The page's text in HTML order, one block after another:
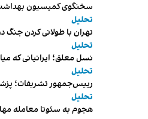
سخنگوی کمیسیون بهداشت مجلس: حذف ارز
تحلیل
تهران با طولانی کردن جنگ
تحلیل
نسل معلق؛ ایرانیانی که
تحلیل
رییس‌جمهور تشریفات؛
تحلیل
هجوم به سئوتا معامله